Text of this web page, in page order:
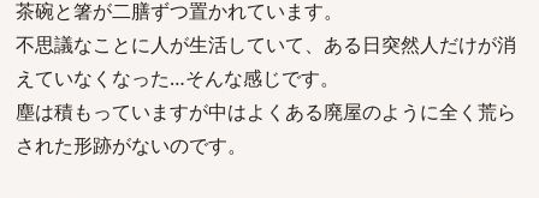
茶碗と箸が二膳ずつ置かれています。
不思議なことに人が生活していて、ある日突然人だけが消
えていなくなった…そんな感じです。
塵は積もっていますが中はよくある廃屋のように全く荒ら
された形跡がないのです。